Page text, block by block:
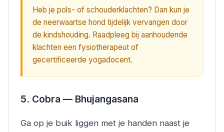
Heb je pols- of schouderklachten? Dan kun je
de neerwaartse hond tijdelijk vervangen door
de kindshouding. Raadpleeg bij aanhoudende
klachten een fysiotherapeut of
gecertificeerde yogadocent.
5. Cobra — Bhujangasana
Ga op je buik liggen met je handen naast je